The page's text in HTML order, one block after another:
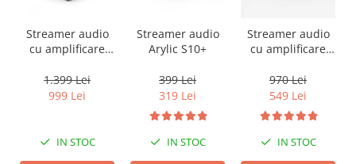
Streamer audio
cu amplificare
A50+, LAN /Wi-Fi
/Bluetooth,
1.399 Lei
999 Lei
IN STOC
Streamer audio
Arylic S10+
399 Lei
319 Lei
IN STOC
Streamer audio
cu amplificare
A30+, LAN /Wi-Fi
/Bluetooth,
24bit/192kHz,
Multiroom
970 Lei
549 Lei
IN STOC